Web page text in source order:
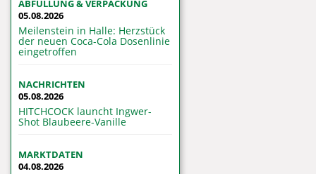
ABFÜLLUNG & VERPACKUNG
05.08.2026
Meilenstein in Halle: Herzstück
der neuen Coca-Cola Dosenlinie
eingetroffen
NACHRICHTEN
05.08.2026
HITCHCOCK launcht Ingwer-
Shot Blaubeere-Vanille
MARKTDATEN
04.08.2026